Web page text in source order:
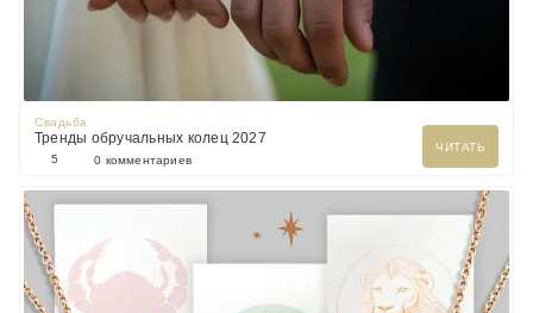
Свадьба
Тренды обручальных колец 2027
ЧИТАТЬ
5
0 комментариев